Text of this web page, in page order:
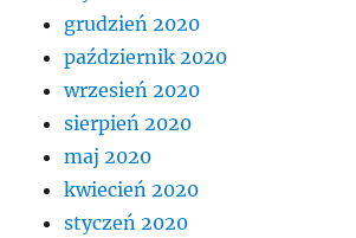
grudzień 2020
październik 2020
wrzesień 2020
sierpień 2020
maj 2020
kwiecień 2020
styczeń 2020